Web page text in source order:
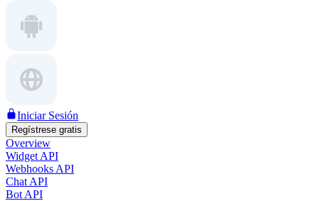
Iniciar Sesión
Regístrese gratis
Overview
Widget API
Webhooks API
Chat API
Bot API